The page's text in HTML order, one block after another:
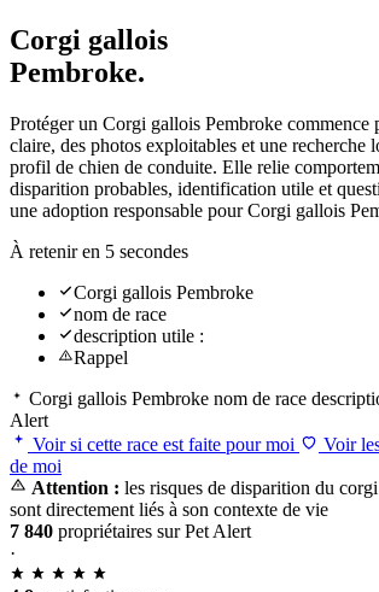
Corgi gallois
Pembroke.
Protéger un Corgi gallois Pembroke commence
claire, des photos exploitables et une recherche
profil de chien de conduite. Elle relie
disparition probables, identification utile et
une adoption responsable pour Corgi gallois
À retenir en 5 secondes
Corgi gallois Pembroke
nom de race
description utile :
Rappel
Corgi gallois Pembroke nom de race
Alert
Voir si cette race est faite pour moi
Voir
de moi
Attention : les risques de disparition du
sont directement liés à son contexte de vie
7 840 propriétaires sur Pet Alert
·